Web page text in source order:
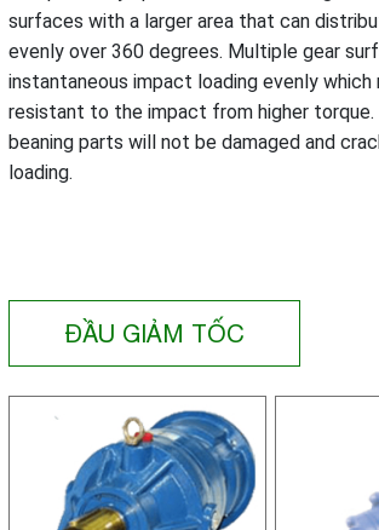
surfaces with a larger area that can
evenly over 360 degrees. Multiple gear
instantaneous impact loading evenly which
resistant to the impact from higher torque.
beaning parts will not be damaged and
loading.
ĐẦU GIẢM TỐC